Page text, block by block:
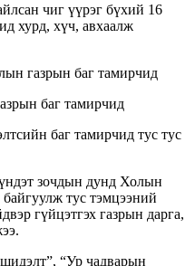
чиг үүрэг бүхий 16
хурд, хүч, авхаалж
газрын баг тамирчид
баг тамирчид
баг тамирчид тус тус
зочдын дунд Холын
тус тэмцээний
гүйцэтгэх газрын дарга,
“Ур чадварын